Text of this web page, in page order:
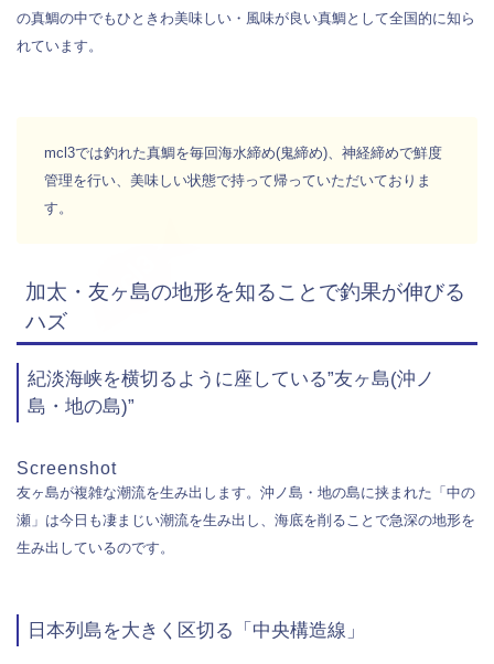
の真鯛の中でもひときわ美味しい・風味が良い真鯛として全国的に知ら
れています。
mcl3では釣れた真鯛を毎回海水締め(鬼締め)、神経締めで鮮度
管理を行い、美味しい状態で持って帰っていただいておりま
す。
加太・友ヶ島の地形を知ることで釣果が伸びる
ハズ
紀淡海峡を横切るように座している”友ヶ島(沖ノ
島・地の島)”
Screenshot
友ヶ島が複雑な潮流を生み出します。沖ノ島・地の島に挟まれた「中の
瀬」は今日も凄まじい潮流を生み出し、海底を削ることで急深の地形を
生み出しているのです。
日本列島を大きく区切る「中央構造線」